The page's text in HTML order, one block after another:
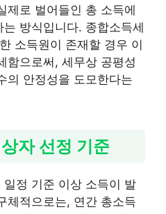
제로 벌어들인 총 소득에
방식입니다. 종합소득세
소득원이 존재할 경우 이
함으로써, 세무상 공평성
의 안정성을 도모한다는
자 선정 기준
정 기준 이상 소득이 발
체적으로는, 연간 총소득